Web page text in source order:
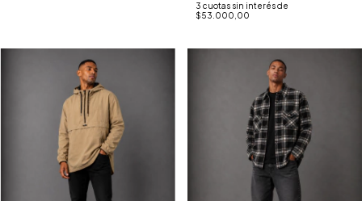
3 cuotas sin interés de
$53.000,00